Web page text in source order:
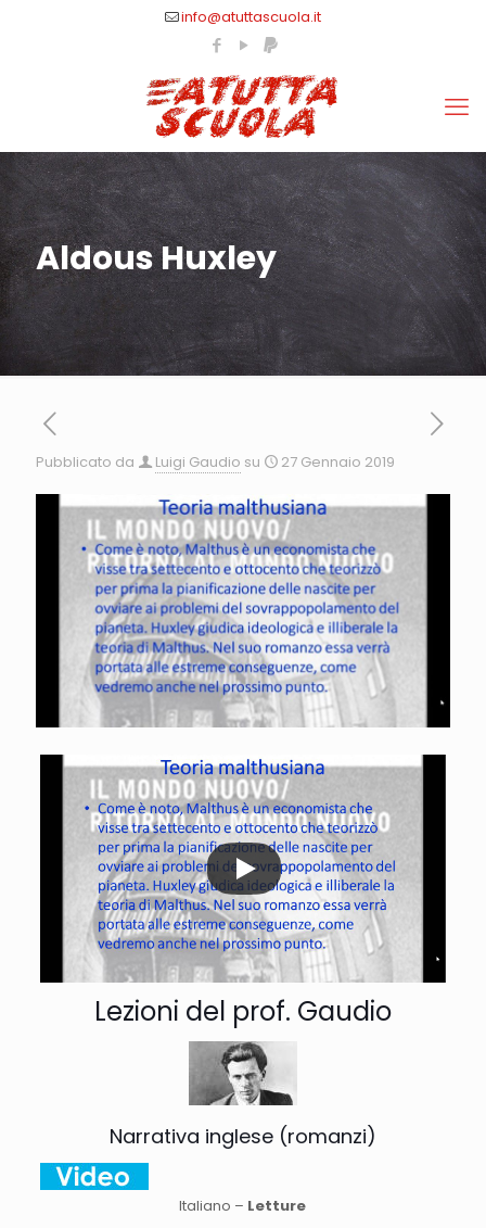
info@atuttascuola.it
Aldous Huxley
Pubblicato da Luigi Gaudio su 27 Gennaio 2019
Lezioni del prof. Gaudio
Narrativa inglese (romanzi)
Italiano – Letture